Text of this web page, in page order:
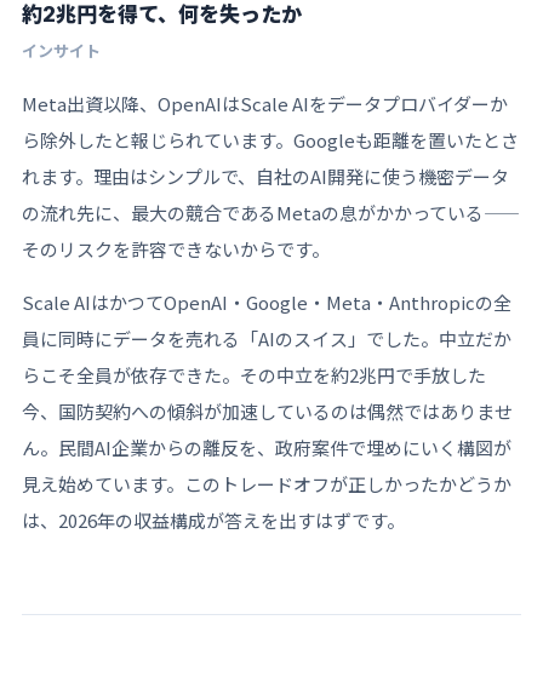
約2兆円を得て、何を失ったか
インサイト
Meta出資以降、OpenAIはScale AIをデータプロバイダーか
ら除外したと報じられています。Googleも距離を置いたとさ
れます。理由はシンプルで、自社のAI開発に使う機密データ
の流れ先に、最大の競合であるMetaの息がかかっている——
そのリスクを許容できないからです。
Scale AIはかつてOpenAI・Google・Meta・Anthropicの全
員に同時にデータを売れる「AIのスイス」でした。中立だか
らこそ全員が依存できた。その中立を約2兆円で手放した
今、国防契約への傾斜が加速しているのは偶然ではありませ
ん。民間AI企業からの離反を、政府案件で埋めにいく構図が
見え始めています。このトレードオフが正しかったかどうか
は、2026年の収益構成が答えを出すはずです。